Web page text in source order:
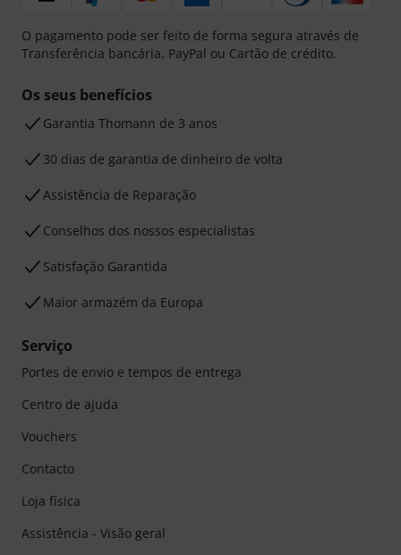
O pagamento pode ser feito de forma segura através de
Transferência bancária, PayPal ou Cartão de crédito.
Os seus benefícios
Garantia Thomann de 3 anos
30 dias de garantia de dinheiro de volta
Assistência de Reparação
Conselhos dos nossos especialistas
Satisfação Garantida
Maior armazém da Europa
Serviço
Portes de envio e tempos de entrega
Centro de ajuda
Vouchers
Contacto
Loja física
Assistência - Visão geral